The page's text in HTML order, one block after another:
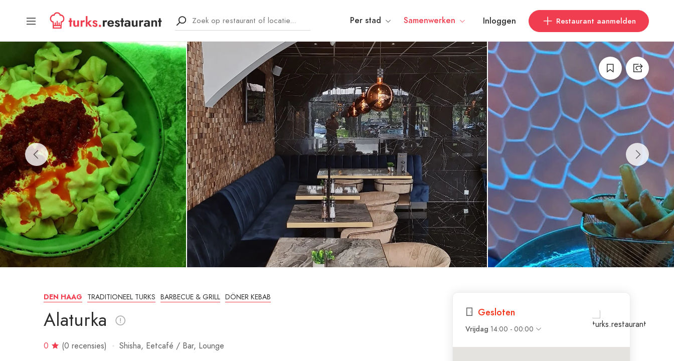
Per stad Samenwerken Inloggen Restaurant aanmelden
DEN HAAG TRADITIONEEL TURKS BARBECUE & GRILL DÖNER KEBAB
Alaturka
0 (0 recensies) Shisha Eetcafé / Bar Lounge
Gesloten
Vrijdag 14:00 - 00:00